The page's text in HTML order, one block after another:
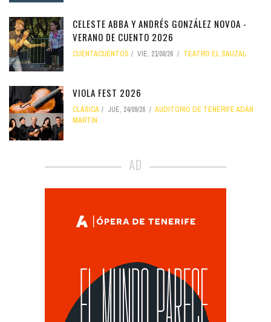
CELESTE ABBA Y ANDRÉS GONZÁLEZ NOVOA -
VERANO DE CUENTO 2026
CUENTACUENTOS VIE, 21/08/26 TEATRO EL SAUZAL
VIOLA FEST 2026
CLÁSICA JUE, 24/09/26
AUDITORIO DE TENERIFE ADÁN
MARTÍN
AD